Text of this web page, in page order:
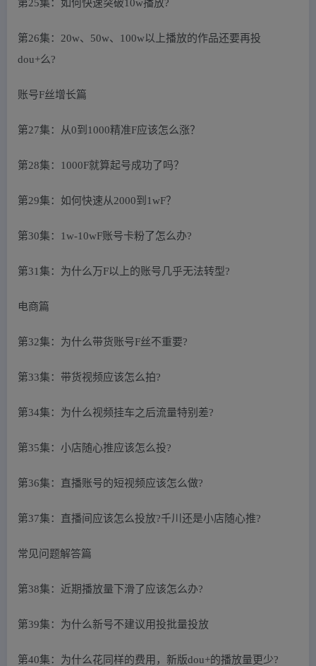
第25集：如何快速突破10w播放?
第26集：20w、50w、100w以上播放的作品还要再投
dou+么?
账号F丝增长篇
第27集：从0到1000精准F应该怎么涨？
第28集：1000F就算起号成功了吗？
第29集：如何快速从2000到1wF？
第30集：1w-10wF账号卡粉了怎么办?
第31集：为什么万F以上的账号几乎无法转型?
电商篇
第32集：为什么带货账号F丝不重要?
第33集：带货视频应该怎么拍?
第34集：为什么视频挂车之后流量特别差?
第35集：小店随心推应该怎么投?
第36集：直播账号的短视频应该怎么做?
第37集：直播间应该怎么投放?千川还是小店随心推?
常见问题解答篇
第38集：近期播放量下滑了应该怎么办?
第39集：为什么新号不建议用投批量投放
第40集：为什么花同样的费用，新版dou+的播放量更少?